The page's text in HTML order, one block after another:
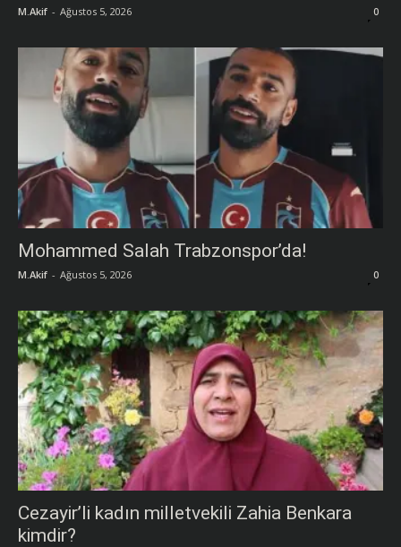
M.Akif - Ağustos 5, 2026 0
Mohammed Salah Trabzonspor’da!
M.Akif - Ağustos 5, 2026 0
Cezayir’li kadın milletvekili Zahia Benkara
kimdir?